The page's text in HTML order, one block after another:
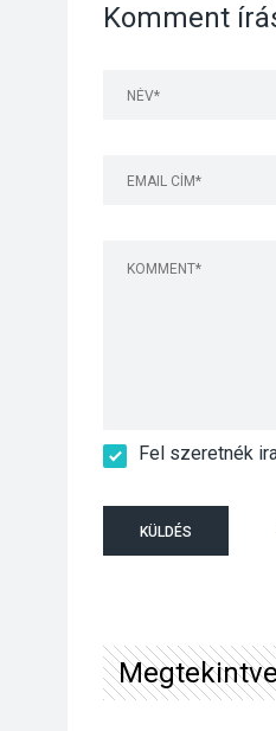
Komment
Fel szeretnék
KÜLDÉS